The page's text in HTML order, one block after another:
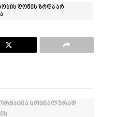
დონის ზრდა არ